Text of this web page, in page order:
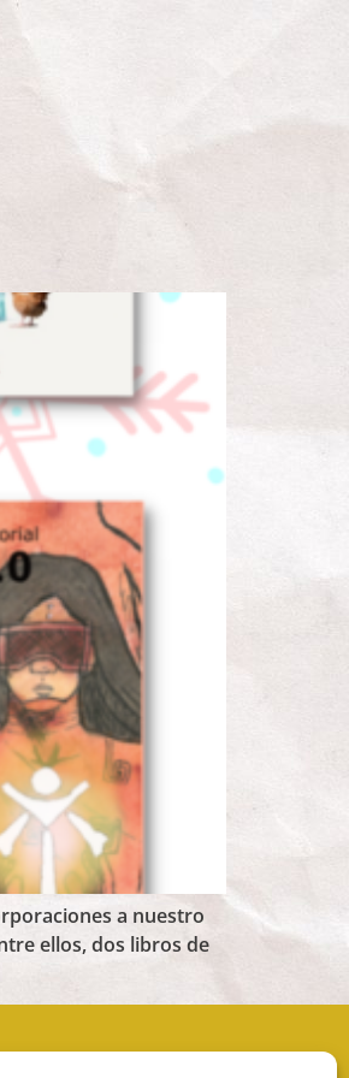
a nuestro
ellos, dos libros de